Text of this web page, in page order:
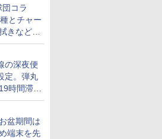
コラ
とチャー
きなど雑
の深夜便
定。弾丸
時間滞在
盆期間は
端末を先